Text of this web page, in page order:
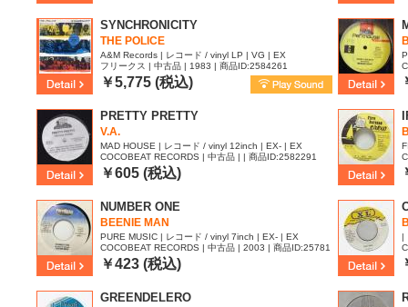
SYNCHRONICITY
THE POLICE
A&M Records | レコード / vinyl LP | VG | EX
フリークス | 中古品 | 1983 | 商品ID:2584261
￥5,775 (税込)
PRETTY PRETTY
V.A.
MAD HOUSE | レコード / vinyl 12inch | EX- | EX
COCOBEAT RECORDS | 中古品 | | 商品ID:2582291
￥605 (税込)
NUMBER ONE
BEENIE MAN
PURE MUSIC | レコード / vinyl 7inch | EX- | EX
COCOBEAT RECORDS | 中古品 | 2003 | 商品ID:25781
22
￥423 (税込)
|
GREENDELERO